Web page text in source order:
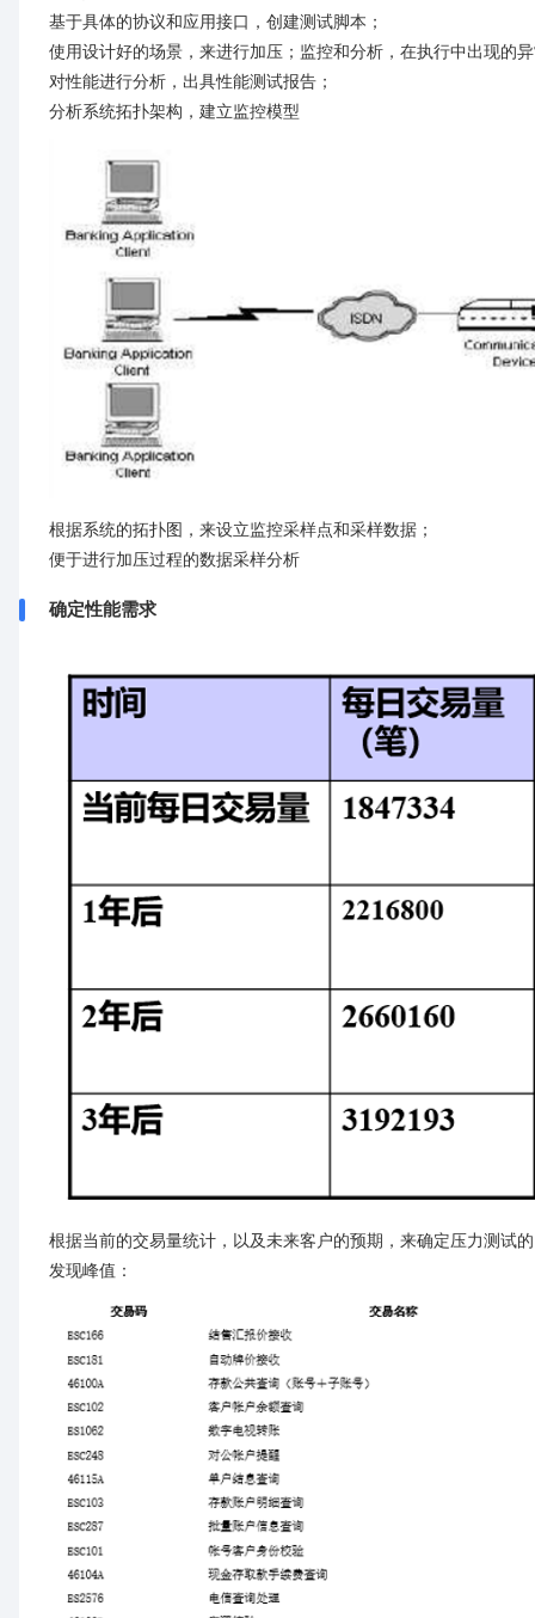
基于具体的协议和应用接口，创建测试脚本；
使用设计好的场景，来进行加压；监控和分析，在执行中出现的
对性能进行分析，出具性能测试报告；
分析系统拓扑架构，建立监控模型
根据系统的拓扑图，来设立监控采样点和采样数据；
便于进行加压过程的数据采样分析
确定性能需求
根据当前的交易量统计，以及未来客户的预期，来确定压力测试
发现峰值：